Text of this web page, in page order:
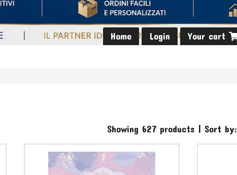
Home Login Your cart
Showing 627 products | Sort by: